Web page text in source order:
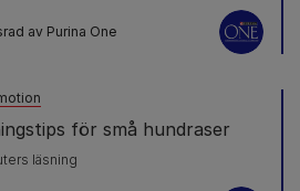
av Purina One
för små hundraser
läsning